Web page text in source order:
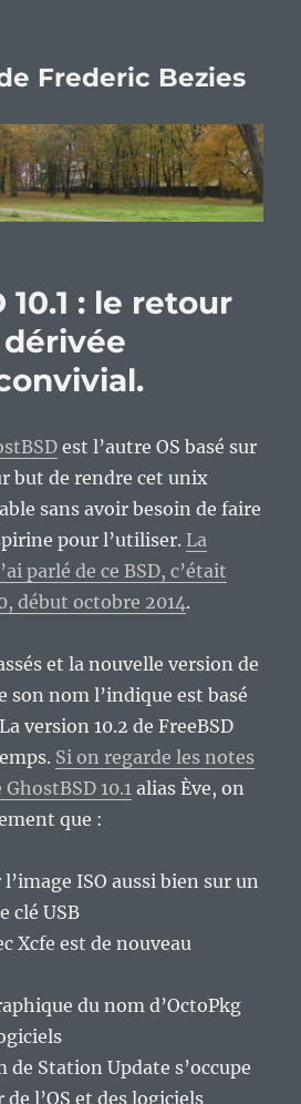
Frederic Bezies
10.1 : le retour
dérivée
est l’autre OS basé sur
but de rendre cet unix
sans avoir besoin de faire
pour l’utiliser. La
parlé de ce BSD, c’était
début octobre 2014.
et la nouvelle version de
son nom l’indique est basé
version 10.2 de FreeBSD
Si on regarde les notes
10.1 alias Ève, on
que :
ISO aussi bien sur un
clé USB
Xcfe est de nouveau
du nom d’OctoPkg
Station Update s’occupe
de l’OS et des logiciels